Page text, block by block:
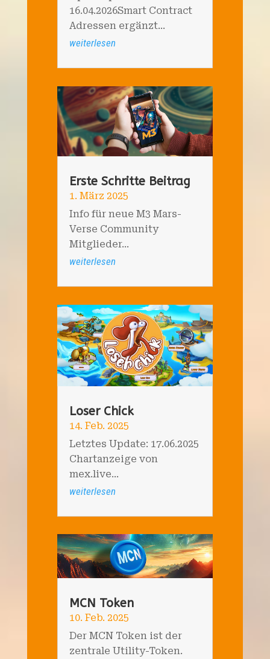
16.04.2026Smart Contract
Adressen ergänzt...
weiterlesen
Erste Schritte Beitrag
1. März 2025
Info für neue M3 Mars-
Verse Community
Mitglieder...
weiterlesen
Loser Chick
14. Feb. 2025
Letztes Update: 17.06.2025
Chartanzeige von
mex.live...
weiterlesen
MCN Token
10. Feb. 2025
Der MCN Token ist der
zentrale Utility-Token.